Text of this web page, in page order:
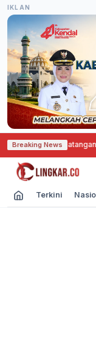
IKLAN
Breaking NewsPematangan
Terkini